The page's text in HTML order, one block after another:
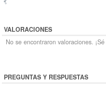
VALORACIONES
No se encontraron valoraciones.
PREGUNTAS Y RESPUESTAS